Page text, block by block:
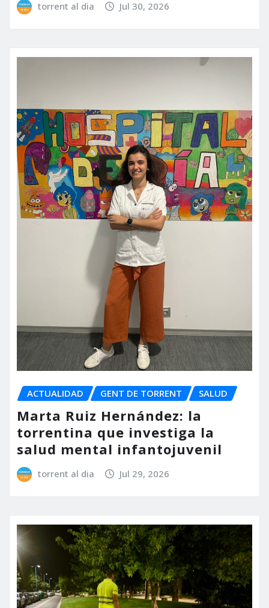
torrent al dia Jul 30, 2026
ACTUALIDAD GENT DE TORRENT SALUD
Marta Ruiz Hernández: la
torrentina que investiga la
salud mental infantojuvenil
torrent al dia Jul 29, 2026